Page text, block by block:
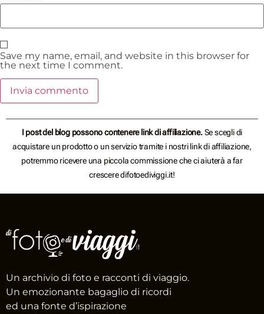
Save my name, email, and website in this browser for
the next time I comment.
I post del blog possono contenere link di affiliazione.Se scegli di
acquistare un prodotto o un servizio tramite i nostri link di affiliazione,
potremmo ricevere una piccola commissione che ci aiuterà a far
crescere difotoediviggi.it!
Un archivio di foto e racconti di viaggio.
Un emozionante bagaglio di ricordi
ed una fonte d’ispirazione